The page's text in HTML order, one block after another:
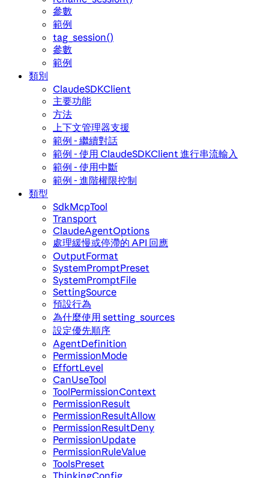
參數
範例
tag_session()
參數
範例
類別
ClaudeSDKClient
主要功能
方法
上下文管理器支援
範例 - 繼續對話
範例 - 使用 ClaudeSDKClient 進行串流輸入
範例 - 使用中斷
範例 - 進階權限控制
類型
SdkMcpTool
Transport
ClaudeAgentOptions
處理緩慢或停滯的 API 回應
OutputFormat
SystemPromptPreset
SystemPromptFile
SettingSource
預設行為
為什麼使用 setting_sources
設定優先順序
AgentDefinition
PermissionMode
EffortLevel
CanUseTool
ToolPermissionContext
PermissionResult
PermissionResultAllow
PermissionResultDeny
PermissionUpdate
PermissionRuleValue
ToolsPreset